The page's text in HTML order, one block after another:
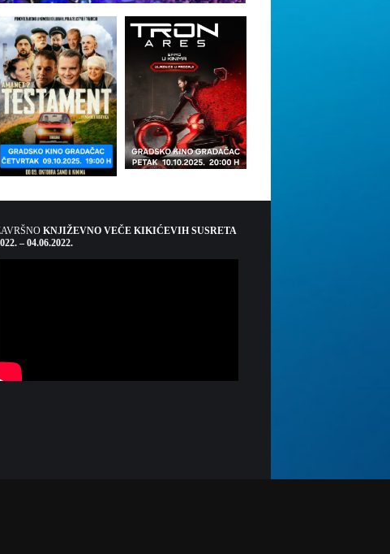
KNJIŽEVNO VEČE KIKIĆEVIH SUSRETA
– 04.06.2022.